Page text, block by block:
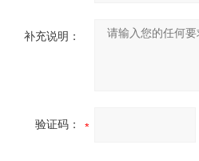
补充说明：
验证码：